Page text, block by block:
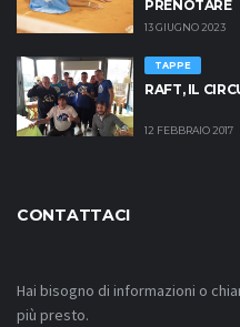
PRENOTARE
13 GIUGNO 2023
TAPPE
RAFT, IL
12 FEBBRAIO 2017
CONTATTACI
Hai bisogno di informazioni o
più presto.